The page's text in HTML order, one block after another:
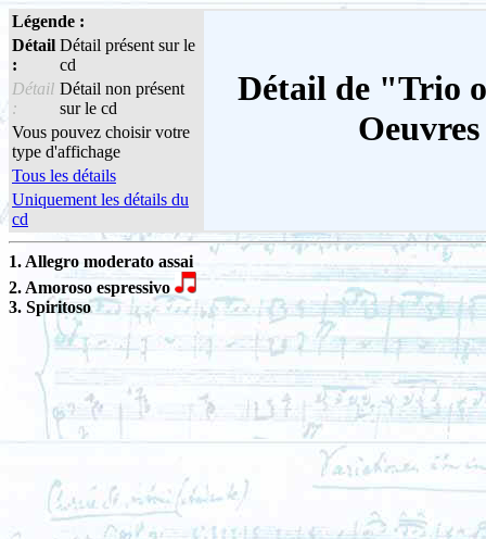
Légende :
Détail de "Trio
Détail
:
Détail présent sur le
cd
Détail
:
Détail non présent
sur le cd
Vous pouvez choisir votre
type d'affichage
Tous les détails
Uniquement les détails du
cd
1. Allegro moderato assai
2. Amoroso espressivo
3. Spiritoso